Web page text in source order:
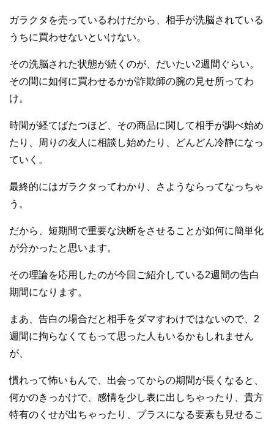
ガラクタを売っているわけだから、相手が洗脳されている
うちに買わせないといけない。
その洗脳された状態が続くのが、だいたい2週間ぐらい。
その間に如何に買わせるかが詐欺師の腕の見せ所ってわ
け。
時間が経てばたつほど、その商品に関して相手が調べ始め
たり、周りの友人に相談し始めたり、どんどん冷静になっ
ていく。
最終的にはガラクタってわかり、さようならってなっちゃ
う。
だから、短期間で重要な決断をさせることが如何に簡単化
が分かったと思います。
その理論を応用したのが今回ご紹介している2週間の告白
期間になります。
まあ、告白の場合だと相手をダマすわけではないので、2
週間に拘らなくてもって思った人もいるかもしれません
が、
慣れって怖いもんで、出会ってからの期間が長くなると、
何かのきっかけで、感情を少し表に出しちゃったり、貴方
特有のくせが出ちゃったり、プラスになる要素も見せるこ